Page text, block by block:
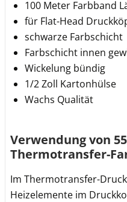
100 Meter Farbband
für Flat-Head
schwarze Farbschicht
Farbschicht innen
Wickelung bündig
1/2 Zoll Kartonhülse
Wachs Qualität
Verwendung von
Thermotransfer-
Im Thermotransfer-
Heizelemente im